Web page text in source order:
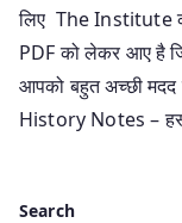
लिए The Institute
PDF को लेकर आए है
आपको बहुत अच्छी
History Notes –
Search